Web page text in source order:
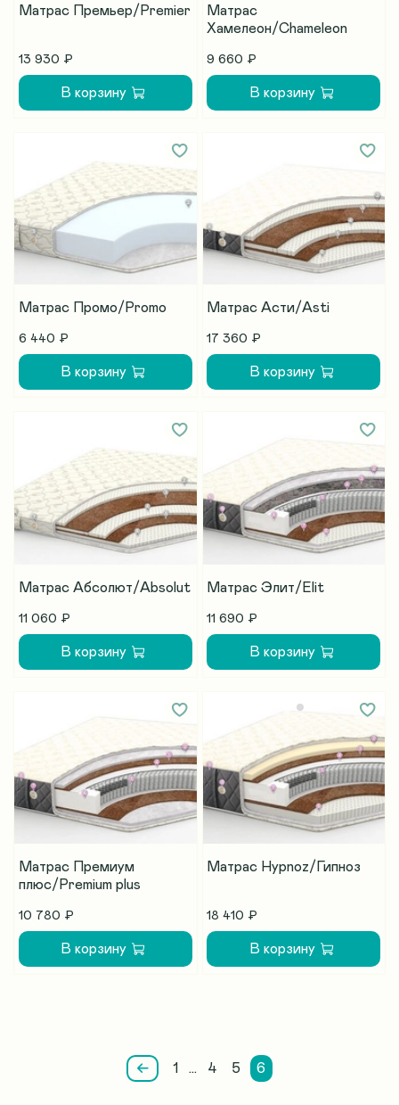
Матрас Премьер/Premier
13 930 ₽
В корзину
Матрас
Хамелeон/Chameleon
9 660 ₽
В корзину
Матрас Промо/Promo
6 440 ₽
В корзину
Матрас Асти/Asti
17 360 ₽
В корзину
Матрас Абсолют/Absolut
11 060 ₽
В корзину
Матрас Элит/Elit
11 690 ₽
В корзину
Матрас Премиум
плюс/Premium plus
10 780 ₽
В корзину
Матрас Hypnoz/Гипноз
18 410 ₽
В корзину
1 … 4 5 6